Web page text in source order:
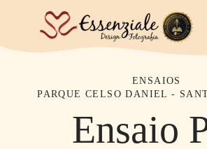
ENSAIOS
PARQUE CELSO DANIEL -
Ensaio